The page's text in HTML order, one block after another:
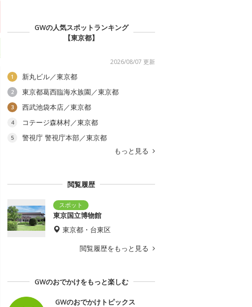
GWの人気スポットランキング
【東京都】
2026/08/07 更新
1 新丸ビル／東京都
2 東京都葛西臨海水族園／東京都
3 西武池袋本店／東京都
4 コテージ森林村／東京都
5
警視庁 警視庁本部／東京都
もっと見る
閲覧履歴
東京国立博物館
東京都・台東区
閲覧履歴をもっと見る
GWのおでかけをもっと楽しむ
GWのおでかけトピックス